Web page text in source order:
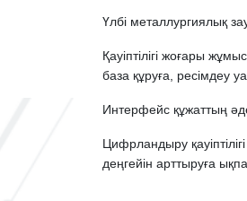
Үлбі металлургиялық
Қауіптілігі жоғары
база құруға, ресімдеу
Интерфейс құжаттың
Цифрландыру
деңгейін арттыруға